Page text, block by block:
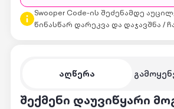
აღწერა
შექმენი დაუვიწყარი
Swooper Code-ის შეძენამდე
წინასწარ დარეკვა და დაჯავშნა /